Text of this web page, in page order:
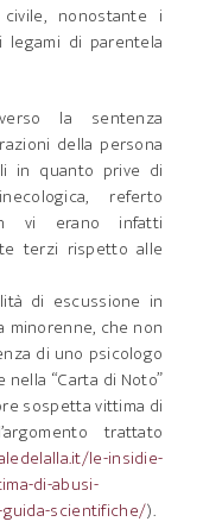
nonostante i
di parentela
la sentenza
della persona
in quanto prive di
referto
vi erano infatti
terzi rispetto alle
di escussione in
minorenne, che non
di uno psicologo
“Carta di Noto”
sospetta vittima di
trattato
le-insidie-
di-abusi-
scientifiche/).